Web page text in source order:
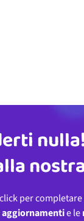
per
e le